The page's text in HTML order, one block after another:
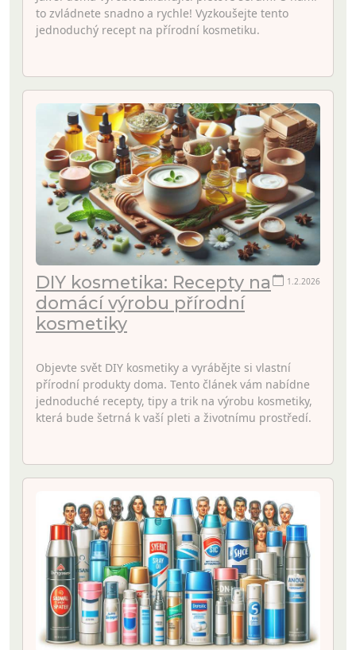
to zvládnete snadno a rychle! Vyzkoušejte tento
jednoduchý recept na přírodní kosmetiku.
1.2.2026
DIY kosmetika: Recepty na
domácí výrobu přírodní
kosmetiky
Objevte svět DIY kosmetiky a vyrábějte si vlastní
přírodní produkty doma. Tento článek vám nabídne
jednoduché recepty, tipy a trik na výrobu kosmetiky,
která bude šetrná k vaší pleti a životnímu prostředí.